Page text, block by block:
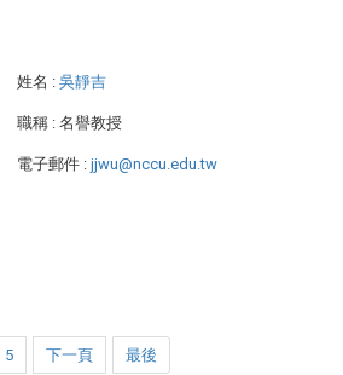
姓名 : 吳靜吉
職稱 : 名譽教授
電子郵件 : jjwu@nccu.edu.tw
5 下一頁 最後